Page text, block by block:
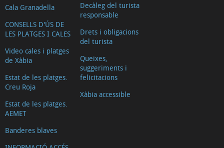
Cala Granadella
CONSELLS D'ÚS DE
LES PLATGES I CALES
Video cales i platges
de Xàbia
Estat de les platges.
Creu Roja
Estat de les platges.
AEMET
Banderes blaves
Decàleg del turista
responsable
Drets i obligacions
del turista
Queixes,
suggeriments i
felicitacions
Xàbia accessible